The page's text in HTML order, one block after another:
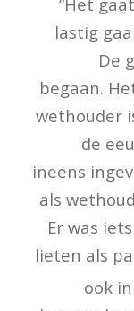
lastig
De
begaan.
wethouder
de
ineens
als
Er was
lieten als
ook